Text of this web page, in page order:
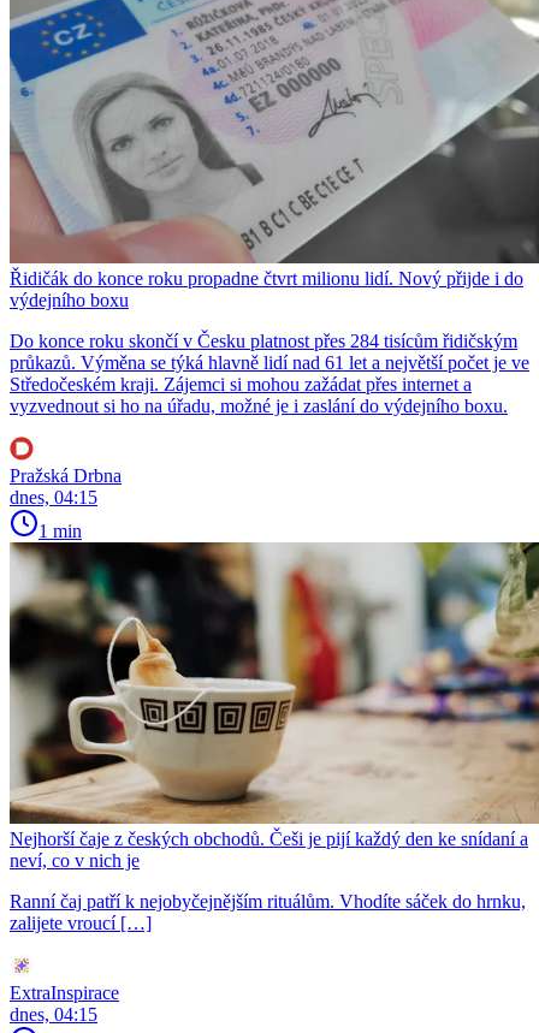
Řidičák do konce roku propadne čtvrt milionu lidí. Nový přijde i do
výdejního boxu
Do konce roku skončí v Česku platnost přes 284 tisícům řidičským
průkazů. Výměna se týká hlavně lidí nad 61 let a největší počet je ve
Středočeském kraji. Zájemci si mohou zažádat přes internet a
vyzvednout si ho na úřadu, možné je i zaslání do výdejního boxu.
Pražská Drbna
dnes, 04:15
1 min
Nejhorší čaje z českých obchodů. Češi je pijí každý den ke snídaní a
neví, co v nich je
Ranní čaj patří k nejobyčejnějším rituálům. Vhodíte sáček do hrnku,
zalijete vroucí […]
ExtraInspirace
dnes, 04:15